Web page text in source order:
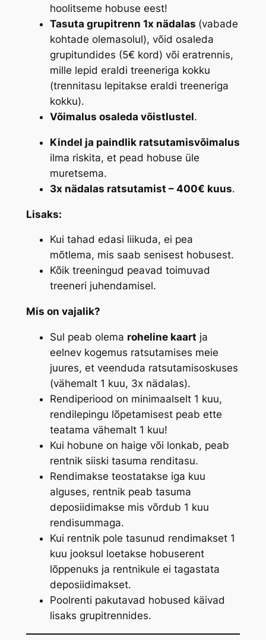
hoolitseme hobuse eest!
Tasuta grupitrenn 1x nädalas (vabade
kohtade olemasolul), võid osaleda
grupitundides (5€ kord) või eratrennis,
mille lepid eraldi treeneriga kokku
(trennitasu lepitakse eraldi treeneriga
kokku).
Võimalus osaleda võistlustel.
Kindel ja paindlik ratsutamisvõimalus
ilma riskita, et pead hobuse üle
muretsema.
3x nädalas ratsutamist – 400€ kuus.
Lisaks:
Kui tahad edasi liikuda, ei pea
mõtlema, mis saab senisest hobusest.
Kõik treeningud peavad toimuvad
treeneri juhendamisel.
Mis on vajalik?
Sul peab olema roheline kaart ja
eelnev kogemus ratsutamises meie
juures, et veenduda ratsutamisoskuses
(vähemalt 1 kuu, 3x nädalas).
Rendiperiood on minimaalselt 1 kuu,
rendilepingu lõpetamisest peab ette
teatama vähemalt 1 kuu!
Kui hobune on haige või lonkab, peab
rentnik siiski tasuma renditasu.
Rendimakse teostatakse iga kuu
alguses, rentnik peab tasuma
deposiidimakse mis võrdub 1 kuu
rendisummaga.
Kui rentnik pole tasunud rendimakset 1
kuu jooksul loetakse hobuserent
lõppenuks ja rentnikule ei tagastata
deposiidimakset.
Poolrenti pakutavad hobused käivad
lisaks grupitrennides.